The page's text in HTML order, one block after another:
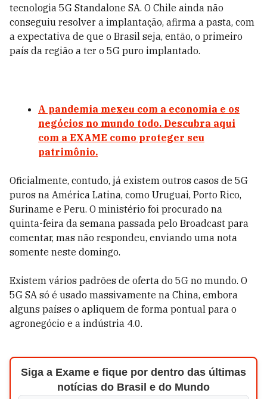
tecnologia 5G Standalone SA. O Chile ainda não
conseguiu resolver a implantação, afirma a pasta, com
a expectativa de que o Brasil seja, então, o primeiro
país da região a ter o 5G puro implantado.
A pandemia mexeu com a economia e os
negócios no mundo todo. Descubra aqui
com a EXAME como proteger seu
patrimônio.
Oficialmente, contudo, já existem outros casos de 5G
puros na América Latina, como Uruguai, Porto Rico,
Suriname e Peru. O ministério foi procurado na
quinta-feira da semana passada pelo Broadcast para
comentar, mas não respondeu, enviando uma nota
somente neste domingo.
Existem vários padrões de oferta do 5G no mundo. O
5G SA só é usado massivamente na China, embora
alguns países o apliquem de forma pontual para o
agronegócio e a indústria 4.0.
Siga a Exame e fique por dentro das últimas
notícias do Brasil e do Mundo